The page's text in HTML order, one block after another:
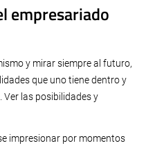
empresariado
y mirar siempre al futuro,
que uno tiene dentro y
Ver las posibilidades y
impresionar por momentos